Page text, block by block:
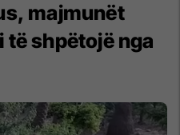
majmunët
të shpëtojë nga